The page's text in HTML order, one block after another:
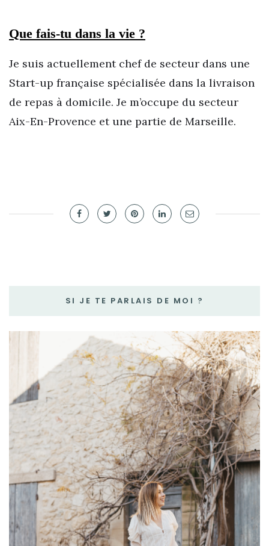
Que fais-tu dans la vie ?
Je suis actuellement chef de secteur dans une
Start-up française spécialisée dans la livraison
de repas à domicile. Je m’occupe du secteur
Aix-En-Provence et une partie de Marseille.
SI JE TE PARLAIS DE MOI ?